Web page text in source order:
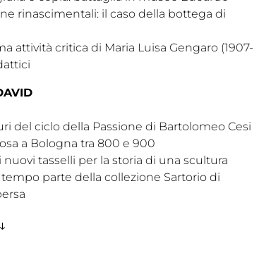
rinascimentali: il caso della bottega di
attività critica di Maria Luisa Gengaro (1907-
del ciclo della Passione di Bartolomeo Cesi
a Bologna tra 800 e 900
tasselli per la storia di una scultura
parte della collezione Sartorio di